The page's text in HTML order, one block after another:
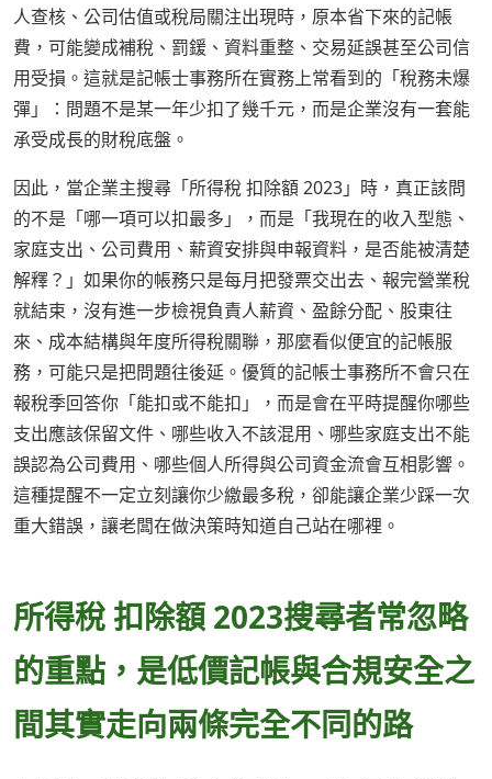
人查核、公司估值或稅局關注出現時，原本省下來的記帳
費，可能變成補稅、罰鍰、資料重整、交易延誤甚至公司信
用受損。這就是記帳士事務所在實務上常看到的「稅務未爆
彈」：問題不是某一年少扣了幾千元，而是企業沒有一套能
承受成長的財稅底盤。
因此，當企業主搜尋「所得稅 扣除額 2023」時，真正該問
的不是「哪一項可以扣最多」，而是「我現在的收入型態、
家庭支出、公司費用、薪資安排與申報資料，是否能被清楚
解釋？」如果你的帳務只是每月把發票交出去、報完營業稅
就結束，沒有進一步檢視負責人薪資、盈餘分配、股東往
來、成本結構與年度所得稅關聯，那麼看似便宜的記帳服
務，可能只是把問題往後延。優質的記帳士事務所不會只在
報稅季回答你「能扣或不能扣」，而是會在平時提醒你哪些
支出應該保留文件、哪些收入不該混用、哪些家庭支出不能
誤認為公司費用、哪些個人所得與公司資金流會互相影響。
這種提醒不一定立刻讓你少繳最多稅，卻能讓企業少踩一次
重大錯誤，讓老闆在做決策時知道自己站在哪裡。
所得稅 扣除額 2023搜尋者常忽略
的重點，是低價記帳與合規安全之
間其實走向兩條完全不同的路